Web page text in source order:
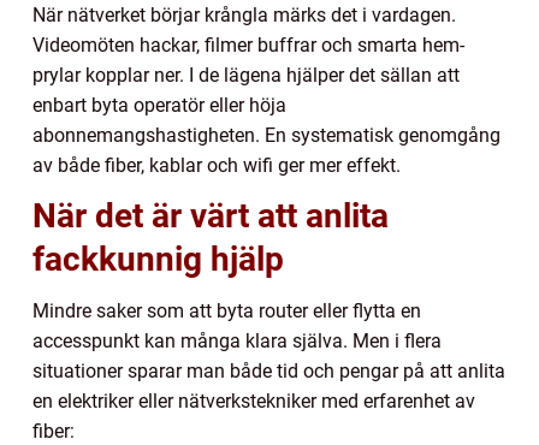
När nätverket börjar krångla märks det i vardagen.
Videomöten hackar, filmer buffrar och smarta hem-
prylar kopplar ner. I de lägena hjälper det sällan att
enbart byta operatör eller höja
abonnemangshastigheten. En systematisk genomgång
av både fiber, kablar och wifi ger mer effekt.
När det är värt att anlita
fackkunnig hjälp
Mindre saker som att byta router eller flytta en
accesspunkt kan många klara själva. Men i flera
situationer sparar man både tid och pengar på att anlita
en elektriker eller nätverkstekniker med erfarenhet av
fiber: